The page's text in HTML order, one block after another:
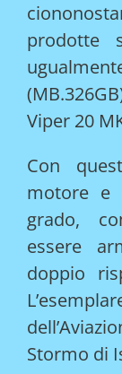
prodotte
Viper 20
Con
motore e
grado,
essere
doppio
Stormo di